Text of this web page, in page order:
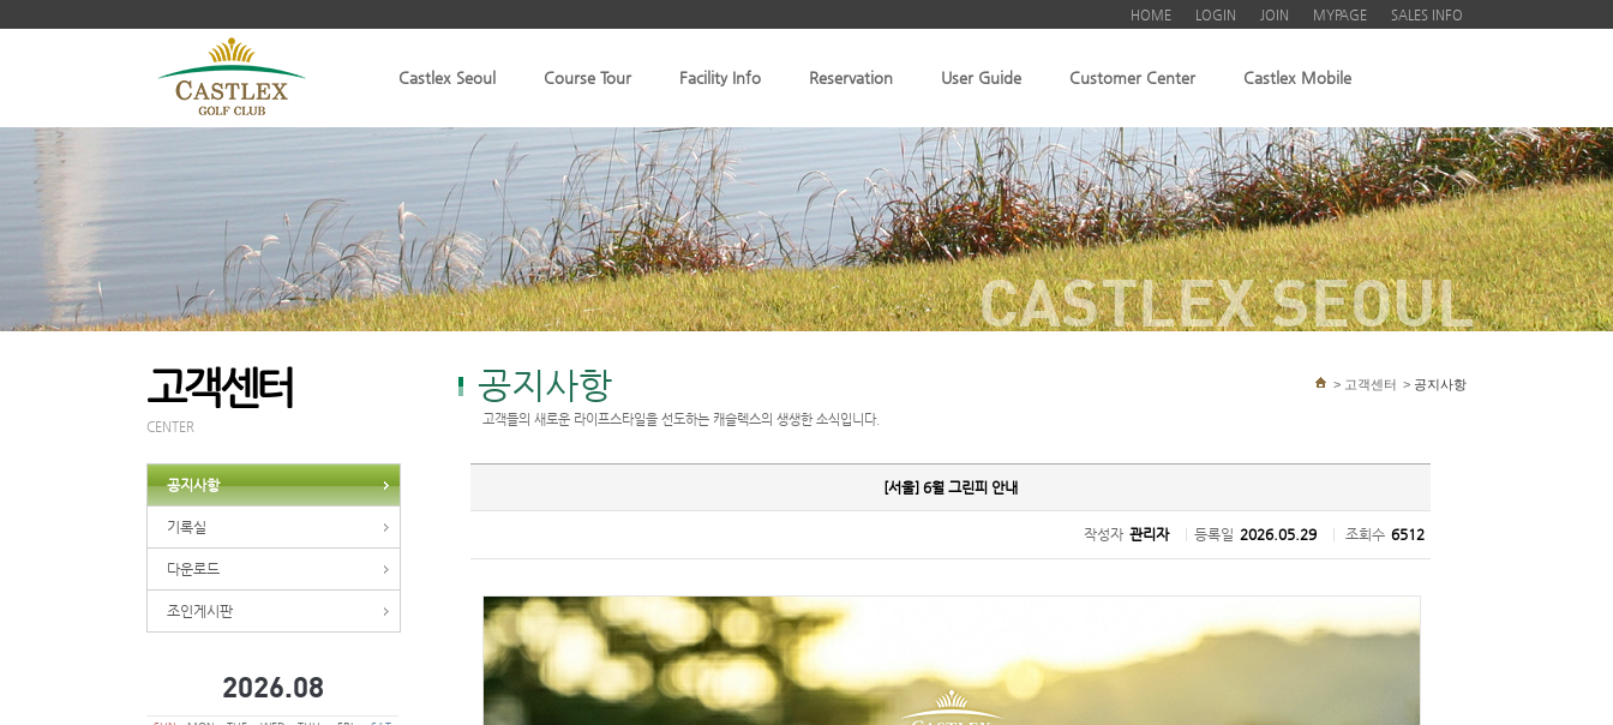
HOME LOGIN JOIN MYPAGE SALES INFO
Castlex Seoul Course Tour Facility Info Reservation User Guide Customer Center Castlex Mobile
CASTLEX SEOUL
고객센터
CENTER
공지사항
기록실
다운로드
조인게시판
2026.08
공지사항
고객들의 새로운 라이프스타일을 선도하는 캐슬렉스의 생생한 소식입니다.
> 고객센터 > 공지사항
[서울] 6월 그린피 안내
작성자 관리자 등록일 2026.05.29 조회수 6512